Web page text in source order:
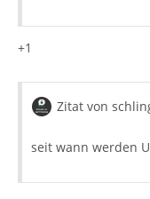
+1
Zitat von
seit wann werden